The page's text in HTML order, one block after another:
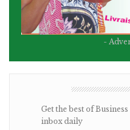
-
Get the best of
inbox daily